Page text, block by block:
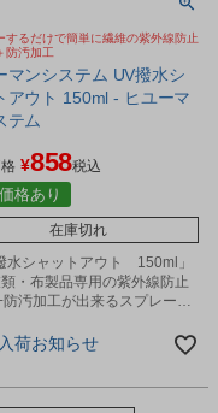
するだけで簡単に繊維の紫外線防止
防汚加工
マンシステム UV撥水シ
アウト 150ml - ヒユーマ
テム
¥858税込
格あり
在庫切れ
水シャットアウト 150ml」
・布製品専用の紫外線防止
防汚加工が出来るスプレーで
荷お知らせ